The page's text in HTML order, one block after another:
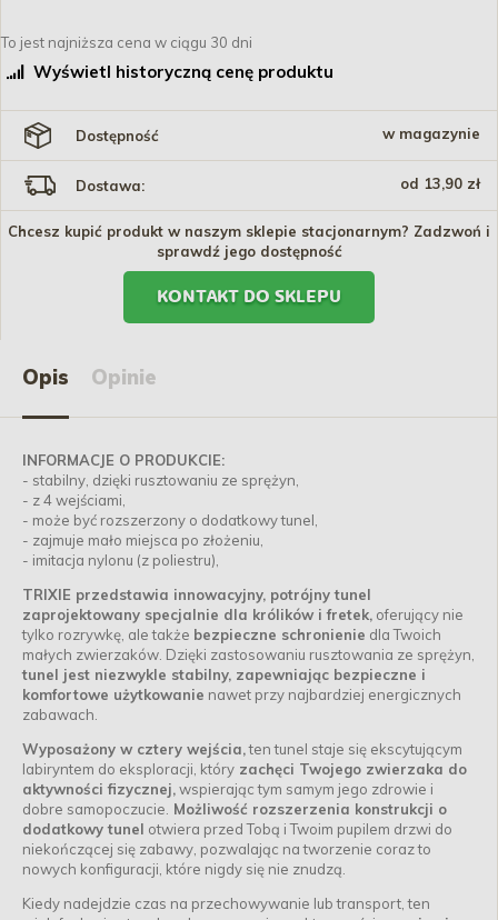
To jest najniższa cena w ciągu 30 dni
Wyświetl historyczną cenę produktu
Dostępność w magazynie
Dostawa: od 13,90 zł
Chcesz kupić produkt w naszym sklepie stacjonarnym? Zadzwoń i
sprawdź jego dostępność
KONTAKT DO SKLEPU
Opis Opinie
INFORMACJE O PRODUKCIE:
- stabilny, dzięki rusztowaniu ze sprężyn,
- z 4 wejściami,
- może być rozszerzony o dodatkowy tunel,
- zajmuje mało miejsca po złożeniu,
- imitacja nylonu (z poliestru),
TRIXIE przedstawia innowacyjny, potrójny tunel
zaprojektowany specjalnie dla królików i fretek, oferujący nie
tylko rozrywkę, ale także bezpieczne schronienie dla Twoich
małych zwierzaków. Dzięki zastosowaniu rusztowania ze sprężyn,
tunel jest niezwykle stabilny, zapewniając bezpieczne i
komfortowe użytkowanie nawet przy najbardziej energicznych
zabawach.
Wyposażony w cztery wejścia,ten tunel staje się ekscytującym
labiryntem do eksploracji, który zachęci Twojego zwierzaka do
aktywności fizycznej,wspierając tym samym jego zdrowie i
dobre samopoczucie. Możliwość rozszerzenia konstrukcji o
dodatkowy tunel otwiera przed Tobą i Twoim pupilem drzwi do
niekończącej się zabawy, pozwalając na tworzenie coraz to
nowych konfiguracji, które nigdy się nie znudzą.
Kiedy nadejdzie czas na przechowywanie lub transport, ten